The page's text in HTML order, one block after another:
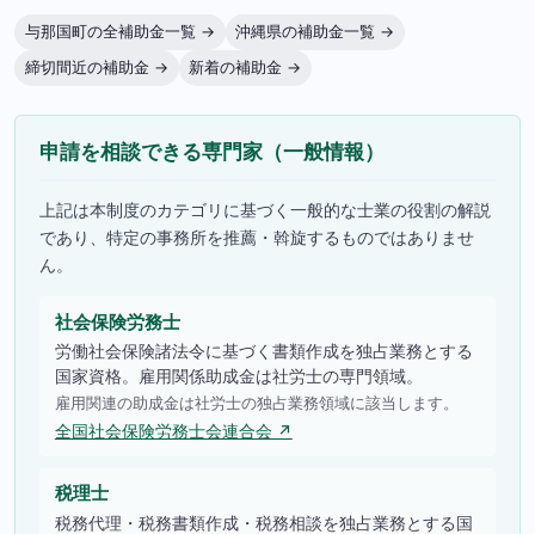
与那国町の全補助金一覧 →
沖縄県の補助金一覧 →
締切間近の補助金 →
新着の補助金 →
申請を相談できる専門家（一般情報）
上記は本制度のカテゴリに基づく一般的な士業の役割の解説
であり、特定の事務所を推薦・斡旋するものではありませ
ん。
社会保険労務士
労働社会保険諸法令に基づく書類作成を独占業務とする
国家資格。雇用関係助成金は社労士の専門領域。
雇用関連の助成金は社労士の独占業務領域に該当します。
全国社会保険労務士会連合会 ↗
税理士
税務代理・税務書類作成・税務相談を独占業務とする国